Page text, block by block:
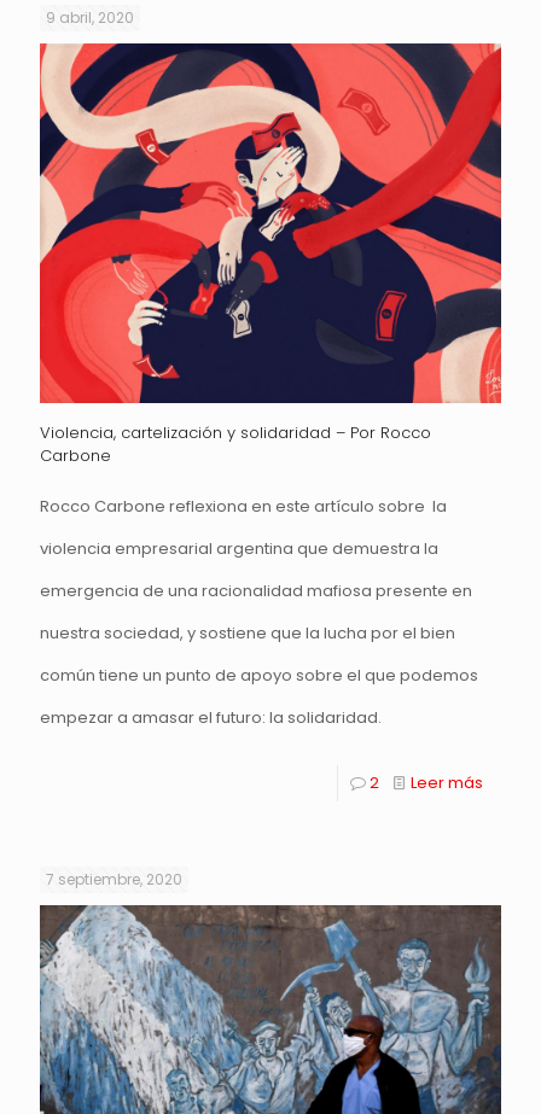
9 abril, 2020
Violencia, cartelización y solidaridad – Por Rocco
Carbone
Rocco Carbone reflexiona en este artículo sobre la
violencia empresarial argentina que demuestra la
emergencia de una racionalidad mafiosa presente en
nuestra sociedad, y sostiene que la lucha por el bien
común tiene un punto de apoyo sobre el que podemos
empezar a amasar el futuro: la solidaridad.
2 Leer más
7 septiembre, 2020